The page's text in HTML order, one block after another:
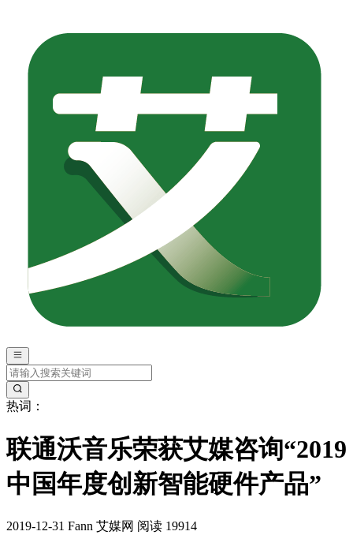
热词：
联通沃音乐荣获艾媒咨询“2019
中国年度创新智能硬件产品”
2019-12-31 Fann 艾媒网 阅读 19914